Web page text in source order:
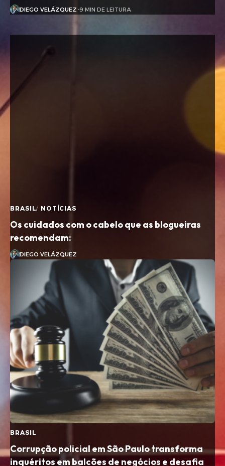
DIEGO VELÁZQUEZ 9 MIN DE LEITURA
BRASIL NOTÍCIAS
Os cuidados com o cabelo que as blogueiras
recomendam:
DIEGO VELÁZQUEZ
BRASIL
Corrupção policial em São Paulo transforma
inquéritos em balcões de negócios e desafia